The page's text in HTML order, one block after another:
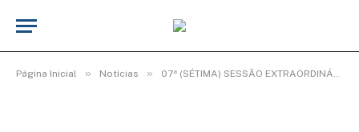
Página Inicial » Notícias » 07ª (SÉTIMA) SESSÃO EXTRAORDINÁRIA DO 3° PERÍODO LEGISLATIVO DA 20ª LEGISLATURA.
WhatsApp Image 2026-06-01 at 10.22.38